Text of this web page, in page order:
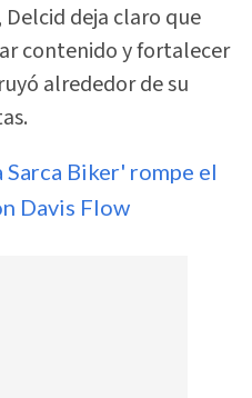
deja claro que
contenido y fortalecer
alrededor de su
Biker' rompe el
Davis Flow